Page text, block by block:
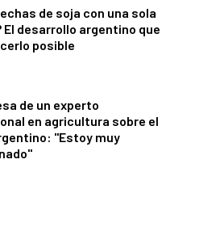
de soja con una sola
El desarrollo argentino que
posible
de un experto
en agricultura sobre el
"Estoy muy